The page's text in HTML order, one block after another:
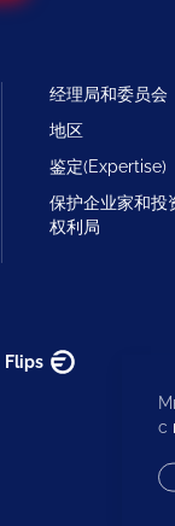
经理局和委员会
地区
鉴定(Expertise)
保护企业家和投
权利局
Flips
с